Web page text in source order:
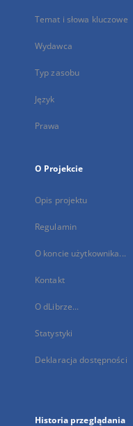
Temat i słowa kluczowe
Wydawca
Typ zasobu
Język
Prawa
O Projekcie
Opis projektu
Regulamin
O koncie użytkownika...
Kontakt
O dLibrze...
Statystyki
Deklaracja dostępności
Historia przeglądania